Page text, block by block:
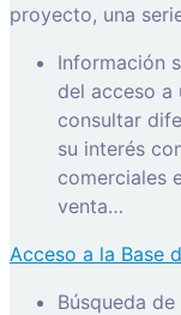
proyecto, una
Información
del acceso a
consultar
su interés
comerciales
venta…
Acceso a la Base
Búsqueda